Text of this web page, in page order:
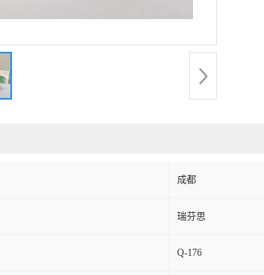
成都
瑞芬思
Q-176